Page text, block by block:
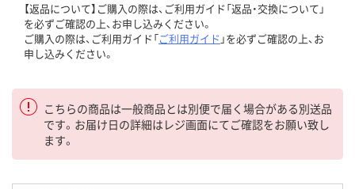
【返品について】ご購入の際は、ご利用ガイド「返品・交換について」
を必ずご確認の上、お申し込みください。
ご購入の際は、ご利用ガイド「ご利用ガイド 」を必ずご確認の上、お
申し込みください。
こちらの商品は一般商品とは別便で届く場合がある別送品
です。お届け日の詳細はレジ画面にてご確認をお願い致し
ます。